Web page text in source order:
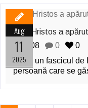
Aug
11
2025
Iisus Hristos a
108
0
0
Când un fascicul de
persoană care se